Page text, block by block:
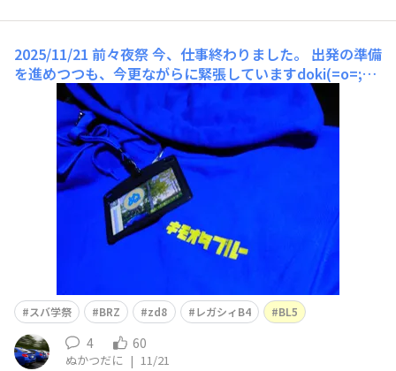
2025/11/21 前々夜祭今、仕事終わりました。 出発の準備
を進めつつも、今更ながらに緊張していますdoki(=o=;)d
oki。 スバ学祭スタッフの皆様、スバ学生の皆様11/23
は、息子共々お世話になります。 当日は)、どうかよろし
くお願いいたしますm(_ _)m。
スバ学祭 BRZ zd8 レガシィB4 BL5
4 60
ぬかつだに | 11/21